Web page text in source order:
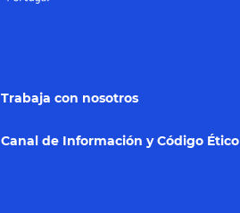
Trabaja con nosotros
Canal de Información y Código Ético